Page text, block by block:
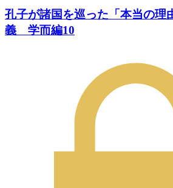
孔子が諸国を巡った「本当の
義 学而編10